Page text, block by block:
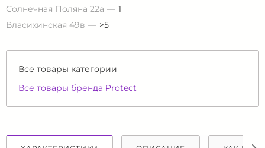
Солнечная Поляна 22а
1
Власихинская 49в
>5
Все товары категории
Все товары бренда Protect